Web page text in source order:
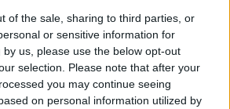
of the sale, sharing to third parties, or
or sensitive information for
us, please use the below opt-out
selection. Please note that after your
you may continue seeing
on personal information utilized by
legutóbbi
közt azOdüsszeiaszínvak
filmekről és a magyar ...